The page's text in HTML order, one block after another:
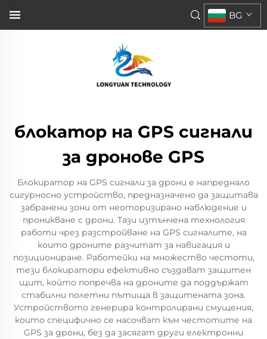
BG
блокатор на GPS сигнали
за дронове GPS
Блокиратор на GPS сигнали за дрони е напреднало
сигурносно устройство, предназначено да защитава
забранени зони от неоторизирано наблюдение и
проникване с дрони. Тази изтънчена технология
работи чрез разстройване на GPS сигналите, на
които дроните разчитат за навигация и
позициониране. Работейки на множество честоти,
тези блокиратори ефективно създават защитен
щит, който попречва на дроните да поддържат
стабилни полетни пътища в защитената зона.
Устройството генерира контролирани смущения,
които специфично се насочват към честотите на
GPS за дрони, без да засягат други електронни